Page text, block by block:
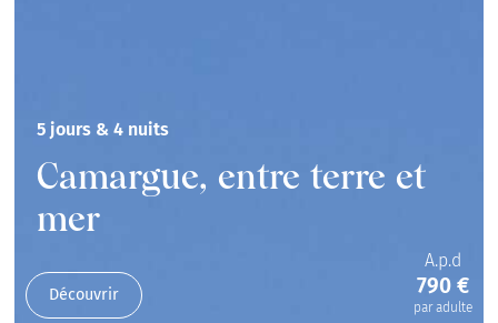
5 jours & 4 nuits
Camargue, entre terre et
mer
Découvrir
A.p.d
790 €
par adulte